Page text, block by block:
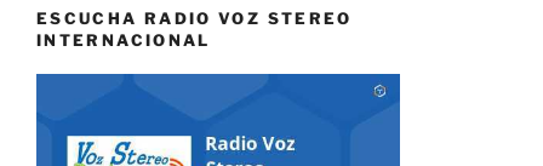
ESCUCHA RADIO VOZ STEREO
INTERNACIONAL